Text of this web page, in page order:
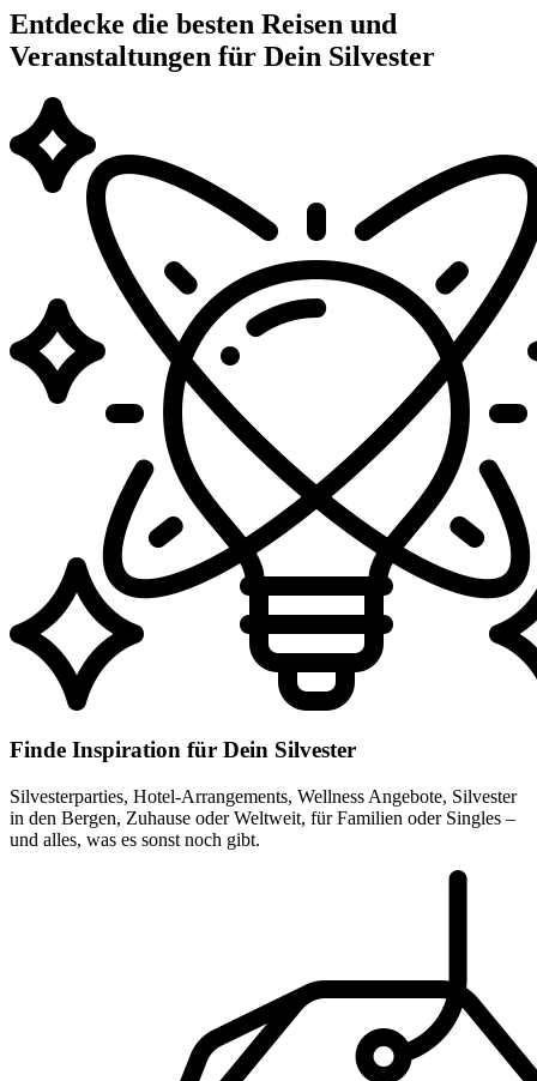
Entdecke die besten Reisen und
Veranstaltungen für Dein Silvester
Finde Inspiration für Dein Silvester
Silvesterparties, Hotel-Arrangements, Wellness Angebote, Silvester
in den Bergen, Zuhause oder Weltweit, für Familien oder Singles –
und alles, was es sonst noch gibt.